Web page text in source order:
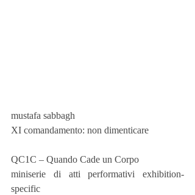
mustafa sabbagh
XI comandamento: non dimenticare
QC1C – Quando Cade un Corpo
miniserie di atti performativi exhibition-
specific